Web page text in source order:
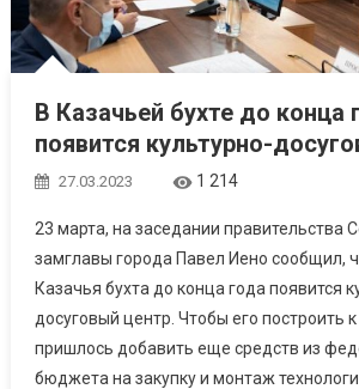
В Казачьей бухте до конца
появится культурно-
27.03.2023 1 214
23 марта, на заседании правительства
замглавы города Павел Иено сообщил,
Казачья бухта до конца года появится
досуговый центр. Чтобы его построить
пришлось добавить еще средств из
бюджета на закупку и монтаж